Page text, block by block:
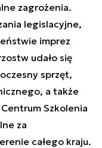
zagrożenia.
legislacyjne,
imprez
udało się
sprzęt,
a także
Szkolenia
za
całego kraju.